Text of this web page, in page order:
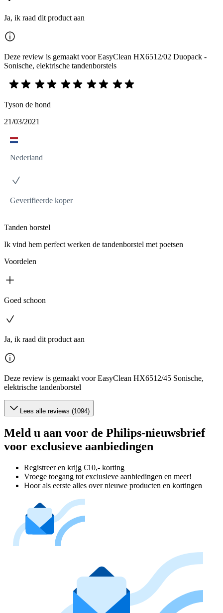
Ja, ik raad dit product aan
Deze review is gemaakt voor EasyClean HX6512/02 Duopack -
Sonische, elektrische tandenborstels
Tyson de hond
21/03/2021
Nederland
Geverifieerde koper
Tanden borstel
Ik vind hem perfect werken de tandenborstel met poetsen
Voordelen
Goed schoon
Ja, ik raad dit product aan
Deze review is gemaakt voor EasyClean HX6512/45 Sonische,
elektrische tandenborstel
Lees alle reviews (1094)
Meld u aan voor de Philips-nieuwsbrief
voor exclusieve aanbiedingen
Registreer en krijg €10,- korting
Vroege toegang tot exclusieve aanbiedingen en meer!
Hoor als eerste alles over nieuwe producten en kortingen